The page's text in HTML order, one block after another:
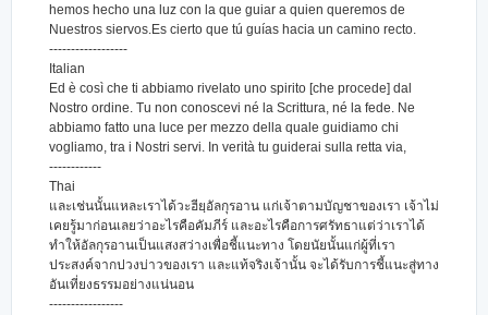
hemos hecho una luz con la que guiar a quien queremos de
Nuestros siervos.Es cierto que tú guías hacia un camino recto.
------------------
Italian
Ed è così che ti abbiamo rivelato uno spirito [che procede] dal
Nostro ordine. Tu non conoscevi né la Scrittura, né la fede. Ne
abbiamo fatto una luce per mezzo della quale guidiamo chi
vogliamo, tra i Nostri servi. In verità tu guiderai sulla retta via,
------------
Thai
และเช่นนั้นแหละเราได้วะฮียฺอัลกุรอาน แก่เจ้าตามบัญชาของเรา เจ้าไม่
เคยรู้มาก่อนเลยว่าอะไรคือคัมภีร์ และอะไรคือการศรัทธาแต่ว่าเราได้
ทำให้อัลกุรอานเป็นแสงสว่างเพื่อชี้แนะทาง โดยนัยนั้นแก่ผู้ที่เรา
ประสงค์จากปวงบ่าวของเรา และแท้จริงเจ้านั้น จะได้รับการชี้แนะสู่ทาง
อันเที่ยงธรรมอย่างแน่นอน
-----------------